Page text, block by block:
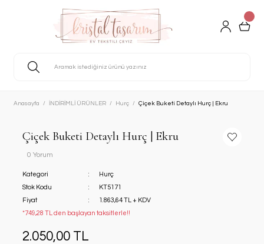
Anasayfa İNDİRİMLİ ÜRÜNLER Hurç Çiçek Buketi Detaylı Hurç | Ekru
Çiçek Buketi Detaylı Hurç | Ekru
0 Yorum
Kategori
Hurç
Stok Kodu
KT5171
Fiyat
1.863,64 TL + KDV
*749,28 TL den başlayan taksitlerle!!
2.050,00 TL